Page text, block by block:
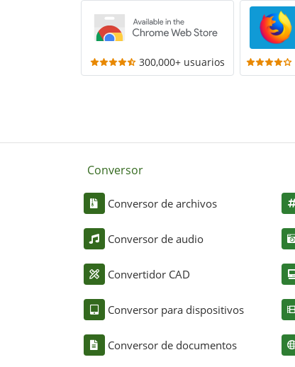
300,000+ usuarios
Conversor
Conversor de archivos
Conversor de audio
Convertidor CAD
Conversor para dispositivos
Conversor de documentos